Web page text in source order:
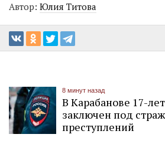
Автор: Юлия Титова
8 минут назад
В Карабанове 17-
заключен под
преступлений